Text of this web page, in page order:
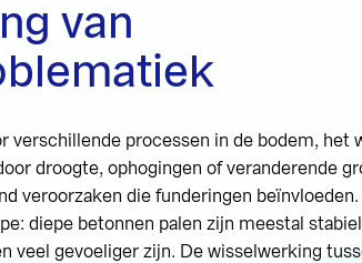
van
verschillende processen in de bodem, het
droogte, ophogingen of veranderende
veroorzaken die funderingen
diepe betonnen palen zijn meestal
veel gevoeliger zijn. De wisselwerking